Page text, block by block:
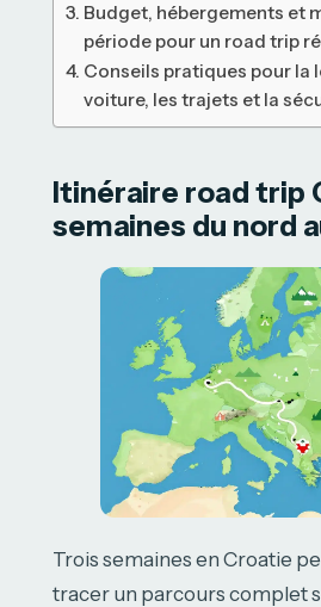
Budget, hébergements et
période pour un road trip
Conseils pratiques pour la
voiture, les trajets et la
Itinéraire road trip
semaines du nord
Trois semaines en Croatie
tracer un parcours complet